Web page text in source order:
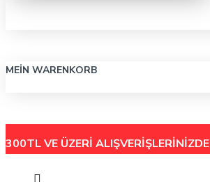
MEIN WARENKORB
300TL VE ÜZERİ ALIŞVERİŞLERİNİZDE